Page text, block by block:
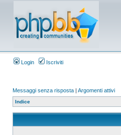
Login Iscriviti
Messaggi senza risposta | Argomenti attivi
Indice